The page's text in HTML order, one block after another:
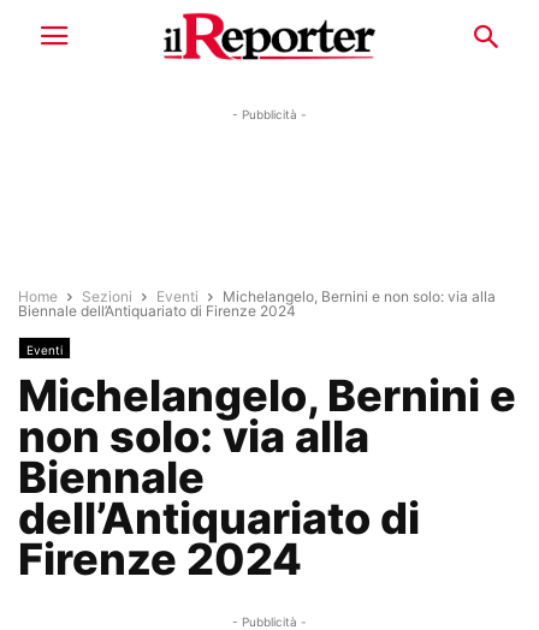
- Pubblicità -
Home Sezioni Eventi
Michelangelo, Bernini e non solo: via alla
Biennale dell’Antiquariato di Firenze 2024
Eventi
Michelangelo, Bernini e
non solo: via alla
Biennale
dell’Antiquariato di
Firenze 2024
- Pubblicità -